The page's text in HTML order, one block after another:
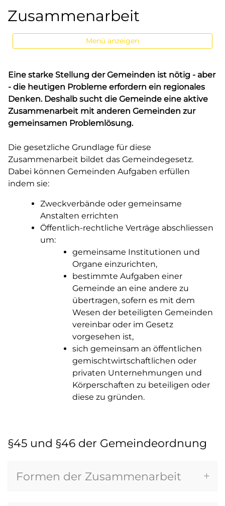
Zusammenarbeit
Menü anzeigen
Eine starke Stellung der Gemeinden ist nötig - aber
- die heutigen Probleme erfordern ein regionales
Denken. Deshalb sucht die Gemeinde eine aktive
Zusammenarbeit mit anderen Gemeinden zur
gemeinsamen Problemlösung.
Die gesetzliche Grundlage für diese
Zusammenarbeit bildet das Gemeindegesetz.
Dabei können Gemeinden Aufgaben erfüllen
indem sie:
Zweckverbände oder gemeinsame
Anstalten errichten
Öffentlich-rechtliche Verträge abschliessen
um:
gemeinsame Institutionen und
Organe einzurichten,
bestimmte Aufgaben einer
Gemeinde an eine andere zu
übertragen, sofern es mit dem
Wesen der beteiligten Gemeinden
vereinbar oder im Gesetz
vorgesehen ist,
sich gemeinsam an öffentlichen
gemischtwirtschaftlichen oder
privaten Unternehmungen und
Körperschaften zu beteiligen oder
diese zu gründen.
§45 und §46 der Gemeindeordnung
Formen der Zusammenarbeit